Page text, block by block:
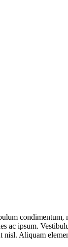
ac ipsum.
Aliquam